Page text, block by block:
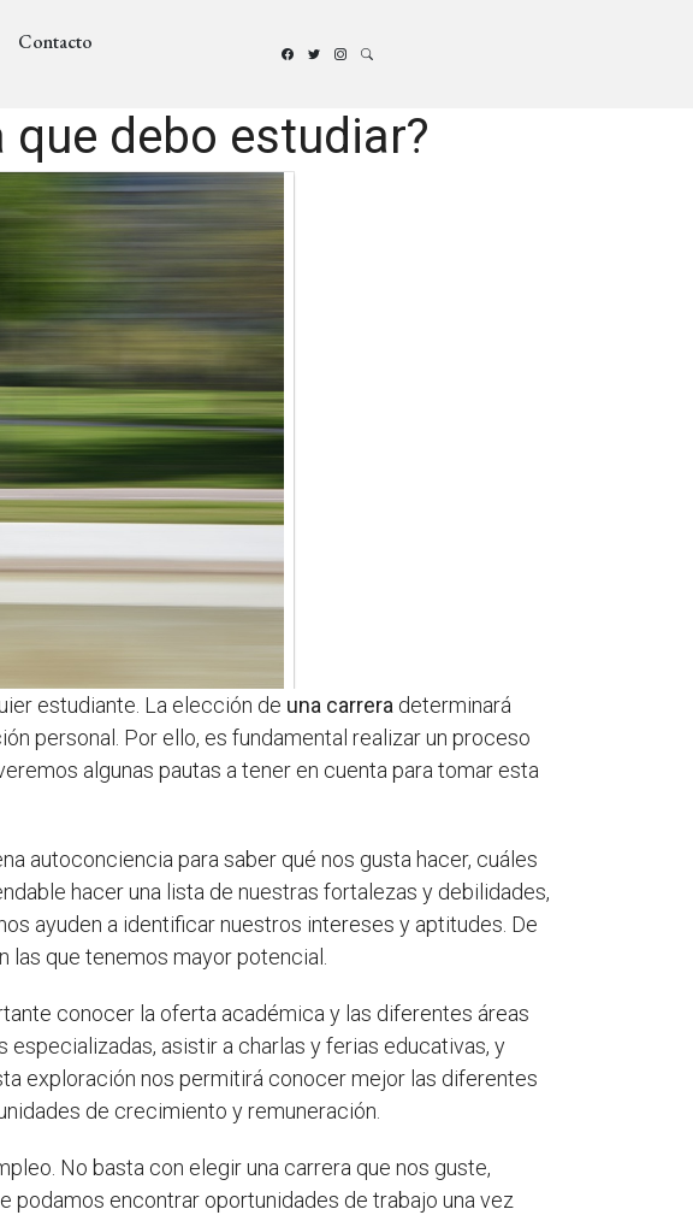
Contacto
debo estudiar?
estudiante. La elección de una carrera determinará
personal. Por ello, es fundamental realizar un proceso
algunas pautas a tener en cuenta para tomar esta
autoconciencia para saber qué nos gusta hacer, cuáles
hacer una lista de nuestras fortalezas y debilidades,
ayuden a identificar nuestros intereses y aptitudes. De
las que tenemos mayor potencial.
conocer la oferta académica y las diferentes áreas
asistir a charlas y ferias educativas, y
exploración nos permitirá conocer mejor las diferentes
de crecimiento y remuneración.
No basta con elegir una carrera que nos guste,
podamos encontrar oportunidades de trabajo una vez